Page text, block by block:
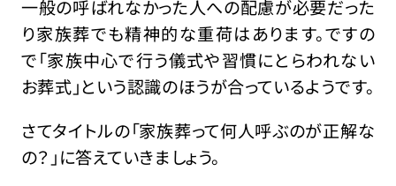
一般の呼ばれなかった人への配慮が必要だった
り家族葬でも精神的な重荷はあります。ですの
で「家族中心で行う儀式や習慣にとらわれない
お葬式」という認識のほうが合っているようです。
さてタイトルの「家族葬って何人呼ぶのが正解な
の？」に答えていきましょう。